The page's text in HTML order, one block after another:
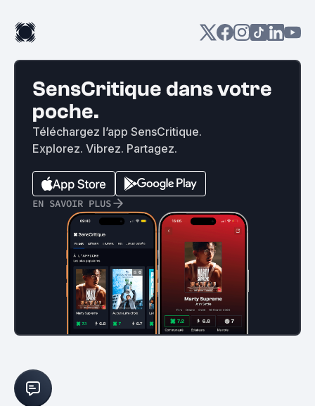
SensCritique dans votre
poche.
Téléchargez l’app SensCritique.
Explorez. Vibrez. Partagez.
EN SAVOIR PLUS